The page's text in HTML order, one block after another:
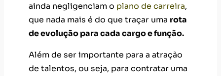
ainda negligenciam o plano de carreira,
que nada mais é do que traçar uma rota
de evolução para cada cargo e função.
Além de ser importante para a atração
de talentos, ou seja, para contratar uma